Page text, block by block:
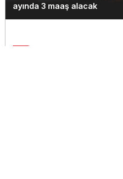
ayında 3 maaş alacak